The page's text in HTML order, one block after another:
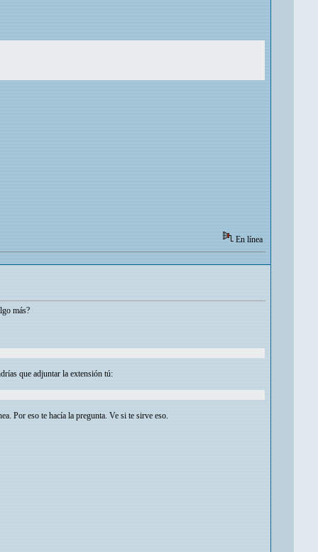
En línea
más?
que adjuntar la extensión tú:
Por eso te hacía la pregunta. Ve si te sirve eso.